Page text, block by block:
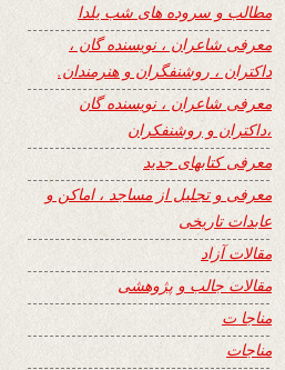
مطالب و سروده های شب یلدا
معرفی شاعران ، نویسنده گان ،
داکتران ، روشنفگران و هنرمندان.
معرفی شاعران ، نویسنده گان
،داکتران و روشنفکران
معرفی کتابهای جدید
معرفی و تجلیل از مساجد ، اماکن و
عابدات تاریخی
مقالات آزاد
مقالات جالب و پژوهشی
مناجا ت
مناجات